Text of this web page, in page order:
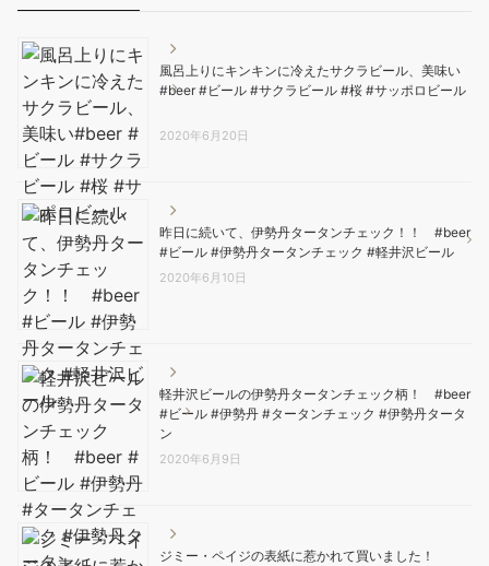
風呂上りにキンキンに冷えたサクラビール、美味い️
#beer #ビール #サクラビール #桜 #サッポロビール
2020年6月20日
昨日に続いて、伊勢丹タータンチェック！！ #beer
#ビール #伊勢丹タータンチェック #軽井沢ビール
2020年6月10日
軽井沢ビールの伊勢丹タータンチェック柄！ #beer
#ビール #伊勢丹 #タータンチェック #伊勢丹タータ
ン
2020年6月9日
ジミー・ペイジの表紙に惹かれて買いました！